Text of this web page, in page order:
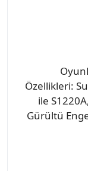
Özellikleri:
ile
Gürültü